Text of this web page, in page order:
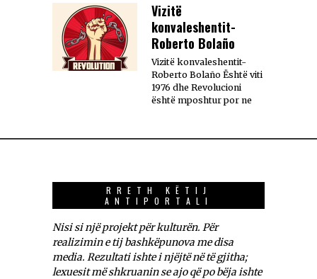
Vizitë
konvaleshentit-
Roberto Bolaño
Vizitë konvaleshentit-
Roberto Bolaño Është viti
1976 dhe Revolucioni
është mposhtur por ne
RRETH KËTIJ
ANTIPORTALI
Nisi si një projekt për kulturën. Për
realizimin e tij bashkëpunova me disa
media. Rezultati ishte i njëjtë në të gjitha;
lexuesit më shkruanin se ajo që po bëja ishte